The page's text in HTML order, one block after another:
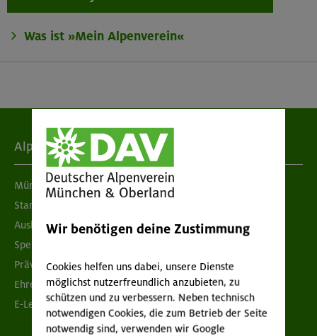
Was ist »Mein Alpenverein«
Alpenverein
München & Oberland
Standorte
Ausbildung & Jobs
Spenden
Prävention sexualisierter Gewalt
Ehrenamtsbörse
E-Learning
Wir benötigen deine Zustimmung
Cookies helfen uns dabei, unsere Dienste
möglichst nutzerfreundlich anzubieten, zu
schützen und zu verbessern. Neben technisch
notwendigen Cookies, die zum Betrieb der Seite
notwendig sind, verwenden wir Google